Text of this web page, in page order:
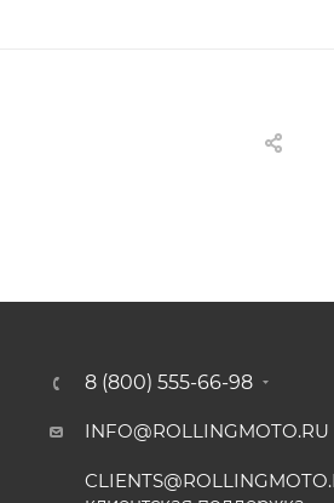
8 (800) 555-66-98
INFO@ROLLINGMOTO.RU